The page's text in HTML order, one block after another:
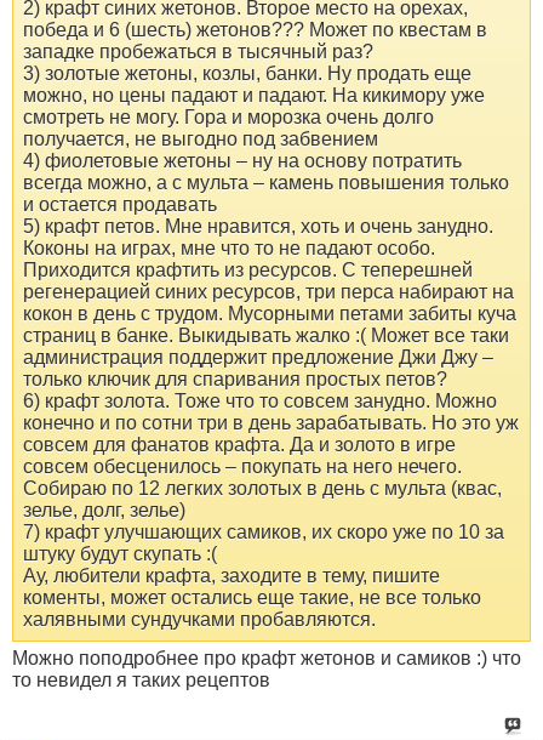
2) крафт синих жетонов. Второе место на орехах,
победа и 6 (шесть) жетонов??? Может по квестам в
западке пробежаться в тысячный раз?
3) золотые жетоны, козлы, банки. Ну продать еще
можно, но цены падают и падают. На кикимору уже
смотреть не могу. Гора и морозка очень долго
получается, не выгодно под забвением
4) фиолетовые жетоны – ну на основу потратить
всегда можно, а с мульта – камень повышения только
и остается продавать
5) крафт петов. Мне нравится, хоть и очень занудно.
Коконы на играх, мне что то не падают особо.
Приходится крафтить из ресурсов. С теперешней
регенерацией синих ресурсов, три перса набирают на
кокон в день с трудом. Мусорными петами забиты куча
страниц в банке. Выкидывать жалко :( Может все таки
администрация поддержит предложение Джи Джу –
только ключик для спаривания простых петов?
6) крафт золота. Тоже что то совсем занудно. Можно
конечно и по сотни три в день зарабатывать. Но это уж
совсем для фанатов крафта. Да и золото в игре
совсем обесценилось – покупать на него нечего.
Собираю по 12 легких золотых в день с мульта (квас,
зелье, долг, зелье)
7) крафт улучшающих самиков, их скоро уже по 10 за
штуку будут скупать :(
Ау, любители крафта, заходите в тему, пишите
коменты, может остались еще такие, не все только
халявными сундучками пробавляются.
Можно поподробнее про крафт жетонов и самиков :) что
то невидел я таких рецептов